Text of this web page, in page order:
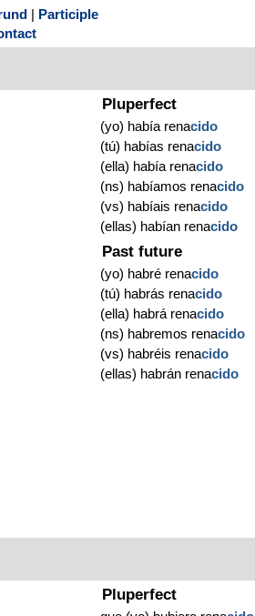
Participle
Pluperfect
(yo) había renacido
(tú) habías renacido
(ella) había renacido
(ns) habíamos renacido
(vs) habíais renacido
(ellas) habían renacido
Past future
(yo) habré renacido
(tú) habrás renacido
(ella) habrá renacido
(ns) habremos renacido
(vs) habréis renacido
(ellas) habrán renacido
Pluperfect